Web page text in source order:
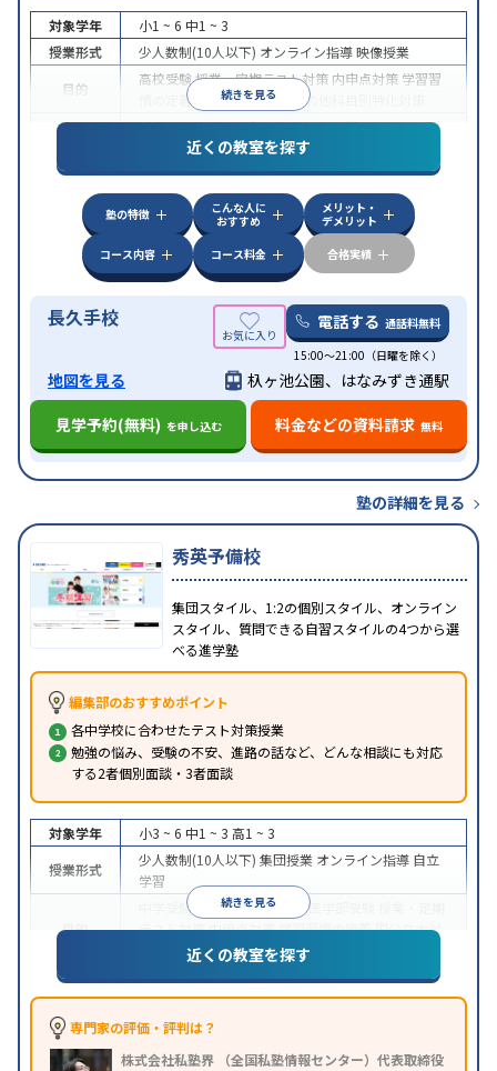
続きを見る
対象学年 小1 ~ 6 中1 ~ 3
授業形式
少人数制(10人以下) オンライン指導映像授業
目的
高校受験授業・定期テスト対策 内申点対策 学習習
慣の定着
学校別特化対策 その他科目別特化対策
授業の振替可能不登校生に対応学習にPC・タブレ
ットを利用オンライン対応1科目から受講可能
節講習のみの受講可自習室あり
近くの教室を探す
塾の特徴
こんな人に
おすすめ
メリット・
デメリット
コース内容
コース料金 合格実績
長久手校 電話する 通話料無料
15:00～21:00（日曜を除く）
地図を見る
杁ヶ池公園、はなみずき通駅
見学予約(無料) を申し込む 料金などの資料請求 無料
塾の詳細を見る
秀英予備校
集団スタイル、1:2の個別スタイル、オンライン
スタイル、質問できる自習スタイルの4つから選
べる進学塾
編集部のおすすめポイント
各中学校に合わせたテスト対策授業
勉強の悩み、受験の不安、進路の話など、どんな相談にも対応
する2者個別面談・3者面談
続きを見る
対象学年 小3 ~ 6 中1 ~ 3 高1 ~ 3
授業形式
少人数制(10人以下) 集団授業 オンライン指導 自立
学習
目的
中学受験 高校受験大学受験 医学部受験
テスト対策内申点対策学習習慣の定着国公立大対
私大対策共通テスト対策英検(英語検定)対策
特徴
入塾に学力基準あり授業の振替可能学習にPC・タ
ブレットを利用オンライン対応1科目から受講可能
季節講習のみの受講可
※2023年10月調査。
近くの教室を探す
専門家の評価・評判は？
株式会社私塾界 （全国私塾情報センター）代表取締役